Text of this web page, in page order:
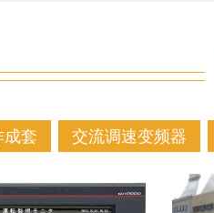
成套 交流调速变频器